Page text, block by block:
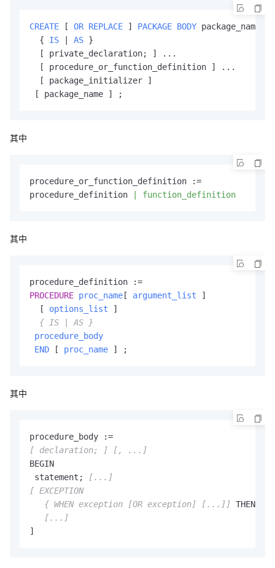
CREATE [ OR REPLACE ] PACKAGE BODY package_name
  {
IS AS }
  [ private_declaration; ] ...
  [ procedure_or_function_definition ] ...
  [ package_initializer ]
[ package_name ] ;
其中
procedure_or_function_definition :=
procedure_definition
| function_definition
其中
PROCEDURE proc_name [ argument_list ]
  [
options_list ]
{ IS | AS }
procedure_body
END [ proc_name ] ;
其中
[ declaration; ]
[, ...]
BEGIN
statement;
[...]
[ EXCEPTION
   { WHEN exception
[OR exception] [...] ]
THEN
[...]
]